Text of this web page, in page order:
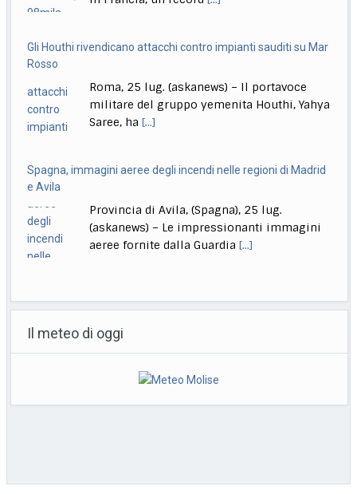
Gli Houthi rivendicano attacchi contro impianti sauditi su Mar
Rosso
Roma, 25 lug. (askanews) – Il portavoce
militare del gruppo yemenita Houthi, Yahya
Saree, ha[...]
Spagna, immagini aeree degli incendi nelle regioni di Madrid
e Avila
Provincia di Avila, (Spagna), 25 lug.
(askanews) – Le impressionanti immagini
aeree fornite dalla Guardia[...]
Roma, 25 lug. (askanews) – Gli studenti
sono tornati in piazza a Nuova Dehli, in
casolare
Il meteo di oggi